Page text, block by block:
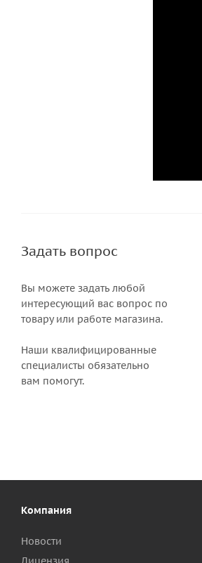
Задать вопрос
Вы можете задать любой
интересующий вас вопрос по
товару или работе магазина.
Наши квалифицированные
специалисты обязательно
вам помогут.
Компания
Новости